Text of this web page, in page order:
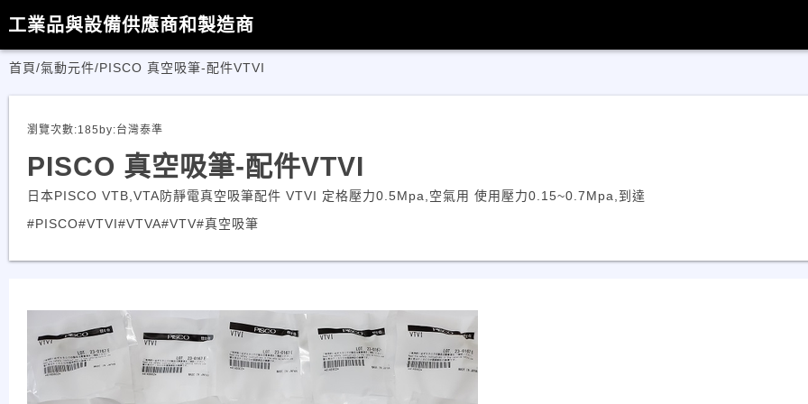
工業品與設備供應商和製造商
首頁/氣動元件/PISCO 真空吸筆-配件VTVI
瀏覽次數:185 by:台灣泰準
PISCO 真空吸筆-配件VTVI
日本PISCO VTB,VTA防靜電真空吸筆配件 VTVI 定格壓力0.5Mpa,空氣用 使用壓力0.15~0.7Mpa,到達
#PISCO#VTVI#VTVA#VTV#真空吸筆